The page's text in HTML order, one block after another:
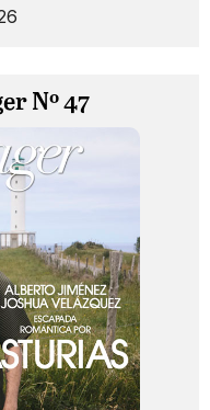
Nº 47